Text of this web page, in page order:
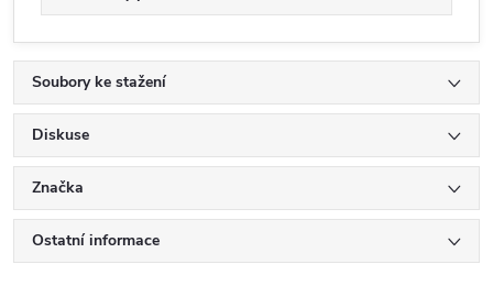
Soubory ke stažení
Diskuse
Značka
Ostatní informace